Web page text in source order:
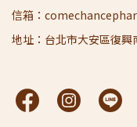
信箱：
地址：台北市大安區復